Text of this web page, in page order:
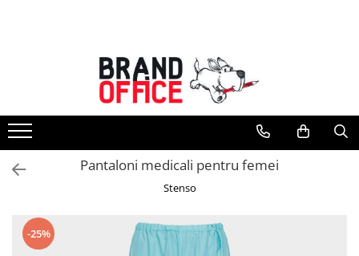
Unitate Protejata - PRODUCTIE
Hartie copiator si produse
tipografice
Produse consumabile din hartie
Detergenti si dezinfectanti
Saci menajeri (Unitate Protejata)
Agende, calendare si organizatoare
Pantaloni medicali pentru femei
Stenso
-25%